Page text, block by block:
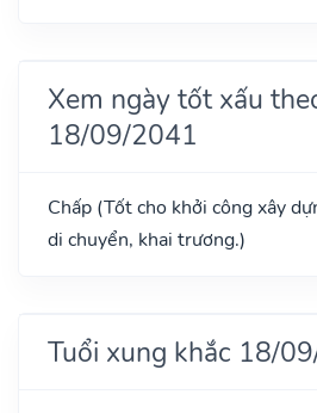
Xem ngày tốt xấu
18/09/2041
Chấp (Tốt cho khởi công xây
di chuyển, khai trương.)
Tuổi xung khắc 18/